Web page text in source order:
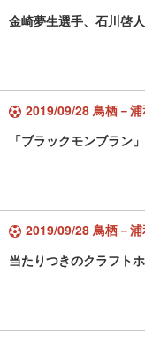
金崎夢生選手、石川啓
2019/09/28 鳥栖－
「ブラックモンブラン
2019/09/28 鳥栖－
当たりつきのクラフト